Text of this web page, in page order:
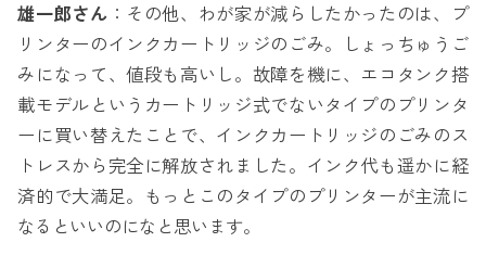
雄一郎さん ：その他、わが家が減らしたかったのは、プ
リンターのインクカートリッジのごみ。しょっちゅうご
みになって、値段も高いし。故障を機に、エコタンク搭
載モデルというカートリッジ式でないタイプのプリンタ
ーに買い替えたことで、インクカートリッジのごみのス
トレスから完全に解放されました。インク代も遥かに経
済的で大満足。もっとこのタイプのプリンターが主流に
なるといいのになと思います。